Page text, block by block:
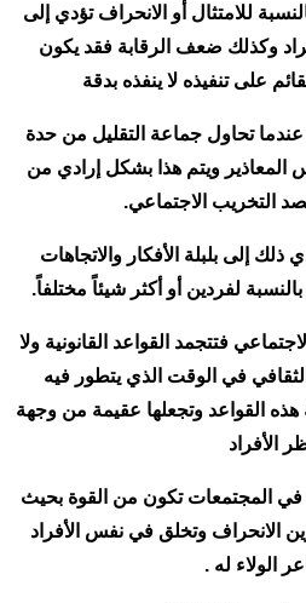
للامتثال أو الانحراف تؤدي إلى
وكذلك ضعف الرقابة فقد يكون
على تنفيذه لا ينفذه بدقة
تحاول جماعة التقليل من حدة
المعاذير ويتم هذا بشكل إرادي من
التخريب الاجتماعي.
إلى بلبلة الأفكار والاتجاهات
لفردين أو أكثر شيئاً مختلفاً.
فتتجمد القواعد القانونية ولا
في الوقت الذي يتطور فيه
القواعد وتجعلها عقيمة من وجهة
الأفراد
في المجتمعات تكون من القوة بحيث
الانحراف وتخلق في نفس الأفراد
الولاء له .